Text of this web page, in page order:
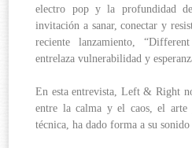
electro pop y la profundidad
invitación a sanar, conectar y
reciente lanzamiento,
entrelaza vulnerabilidad y
En esta entrevista, Left & Right
entre la calma y el caos, el
técnica, ha dado forma a su